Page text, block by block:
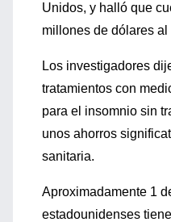
Unidos, y halló que
millones de dólares al
Los investigadores
tratamientos con
para el insomnio sin
unos ahorros
sanitaria.
Aproximadamente 1
estadounidenses